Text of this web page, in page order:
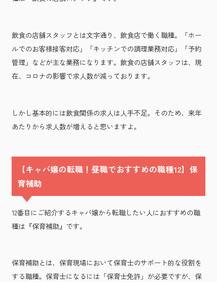
飲食の店舗スタッフとは文字通り、飲食店で働く職種。「ホー
ルでのお客様接客対応」「キッチンでの調理業務対応」「予約
管理」などが主な業務になります。飲食の店舗スタッフは、現
在、コロナの影響で求人数が減っております。
しかし基本的には飲食関係の求人は人手不足。そのため、来年
あたりから求人数が増えると思いますよ。
【キャバ嬢の転職！昼職でおすすめの職種12】保
育補助
12番目にご紹介するキャバ嬢から転職したい人におすすめの職
種は『保育補助』です。
保育補助とは、保育現場において保育士のサポート的な役割を
する職種。保育士になるには「保育士免許」が必要ですが、保